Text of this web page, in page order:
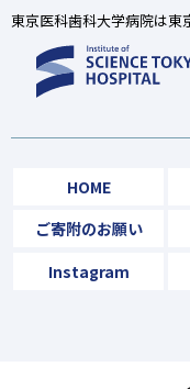
東京医科歯科大学病院は東
HOME
ご寄附のお願い
Instagram